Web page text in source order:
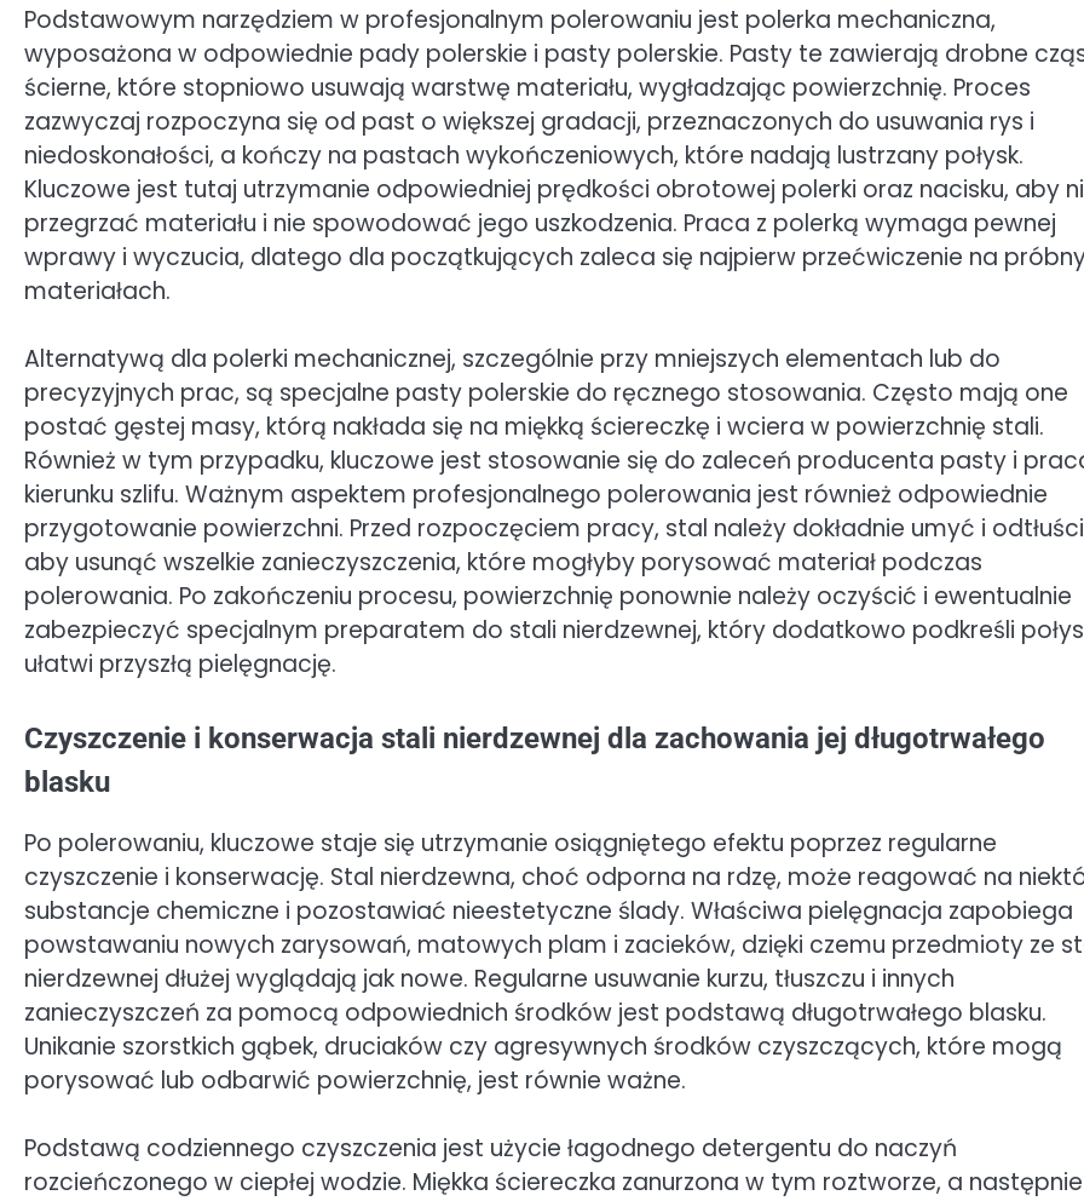
Podstawowym narzędziem w profesjonalnym polerowaniu jest polerka mechaniczna,
wyposażona w odpowiednie pady polerskie i pasty polerskie. Pasty te zawierają drobne
ścierne, które stopniowo usuwają warstwę materiału, wygładzając powierzchnię. Proces
zazwyczaj rozpoczyna się od past o większej gradacji, przeznaczonych do usuwania rys i
niedoskonałości, a kończy na pastach wykończeniowych, które nadają lustrzany połysk.
Kluczowe jest tutaj utrzymanie odpowiedniej prędkości obrotowej polerki oraz nacisku, aby
przegrzać materiału i nie spowodować jego uszkodzenia. Praca z polerką wymaga pewnej
wprawy i wyczucia, dlatego dla początkujących zaleca się najpierw przećwiczenie na
materiałach.
Alternatywą dla polerki mechanicznej, szczególnie przy mniejszych elementach lub do
precyzyjnych prac, są specjalne pasty polerskie do ręcznego stosowania. Często mają one
postać gęstej masy, którą nakłada się na miękką ściereczkę i wciera w powierzchnię stali.
Również w tym przypadku, kluczowe jest stosowanie się do zaleceń producenta pasty i
kierunku szlifu. Ważnym aspektem profesjonalnego polerowania jest również odpowiednie
przygotowanie powierzchni. Przed rozpoczęciem pracy, stal należy dokładnie umyć i
aby usunąć wszelkie zanieczyszczenia, które mogłyby porysować materiał podczas
polerowania. Po zakończeniu procesu, powierzchnię ponownie należy oczyścić i ewentualnie
zabezpieczyć specjalnym preparatem do stali nierdzewnej, który dodatkowo podkreśli
ułatwi przyszłą pielęgnację.
Czyszczenie i konserwacja stali nierdzewnej dla zachowania jej długotrwałego
blasku
Po polerowaniu, kluczowe staje się utrzymanie osiągniętego efektu poprzez regularne
czyszczenie i konserwację. Stal nierdzewna, choć odporna na rdzę, może reagować na
substancje chemiczne i pozostawiać nieestetyczne ślady. Właściwa pielęgnacja zapobiega
powstawaniu nowych zarysowań, matowych plam i zacieków, dzięki czemu przedmioty ze
nierdzewnej dłużej wyglądają jak nowe. Regularne usuwanie kurzu, tłuszczu i innych
zanieczyszczeń za pomocą odpowiednich środków jest podstawą długotrwałego blasku.
Unikanie szorstkich gąbek, druciaków czy agresywnych środków czyszczących, które mogą
porysować lub odbarwić powierzchnię, jest równie ważne.
Podstawą codziennego czyszczenia jest użycie łagodnego detergentu do naczyń
rozcieńczonego w ciepłej wodzie. Miękka ściereczka zanurzona w tym roztworze, a następnie